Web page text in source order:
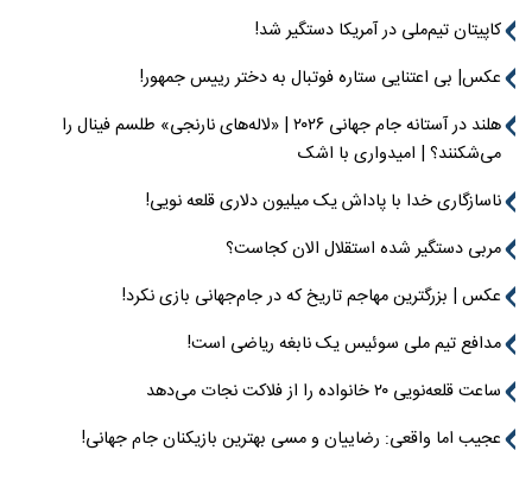
کاپیتان تیم‌ملی در آمریکا دستگیر شد!
عکس| بی اعتنایی ستاره فوتبال به دختر رییس جمهور!
هلند در آستانه جام جهانی ۲۰۲۶ | «لاله‌های نارنجی» طلسم فینال را
می‌شکنند؟ | امیدواری با اشک
ناسازگاری خدا با پاداش یک میلیون دلاری قلعه نویی!
مربی دستگیر شده استقلال الان کجاست؟
عکس | بزرگترین مهاجم تاریخ که در جام‌جهانی بازی نکرد!
مدافع تیم ملی سوئیس یک نابغه ریاضی است!
ساعت قلعه‌نویی ۲۰ خانواده را از فلاکت نجات می‌دهد
عجیب اما واقعی: رضاییان و مسی بهترین بازیکنان جام جهانی!